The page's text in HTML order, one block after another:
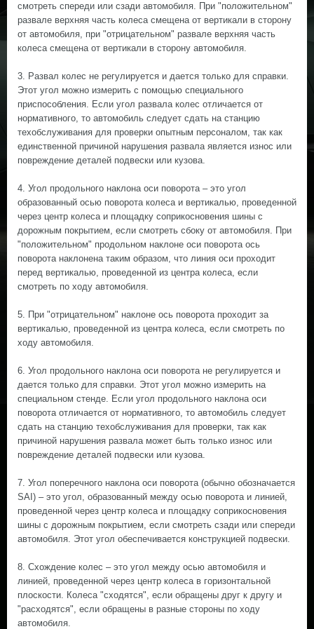
смотреть спереди или сзади автомобиля. При "положительном"
развале верхняя часть колеса смещена от вертикали в сторону
от автомобиля, при "отрицательном" развале верхняя часть
колеса смещена от вертикали в сторону автомобиля.
3. Развал колес не регулируется и дается только для справки.
Этот угол можно измерить с помощью специального
приспособления. Если угол развала колес отличается от
нормативного, то автомобиль следует сдать на станцию
техобслуживания для проверки опытным персоналом, так как
единственной причиной нарушения развала является износ или
повреждение деталей подвески или кузова.
4. Угол продольного наклона оси поворота – это угол
образованный осью поворота колеса и вертикалью, проведенной
через центр колеса и площадку соприкосновения шины с
дорожным покрытием, если смотреть сбоку от автомобиля. При
"положительном" продольном наклоне оси поворота ось
поворота наклонена таким образом, что линия оси проходит
перед вертикалью, проведенной из центра колеса, если
смотреть по ходу автомобиля.
5. При "отрицательном" наклоне ось поворота проходит за
вертикалью, проведенной из центра колеса, если смотреть по
ходу автомобиля.
6. Угол продольного наклона оси поворота не регулируется и
дается только для справки. Этот угол можно измерить на
специальном стенде. Если угол продольного наклона оси
поворота отличается от нормативного, то автомобиль следует
сдать на станцию техобслуживания для проверки, так как
причиной нарушения развала может быть только износ или
повреждение деталей подвески или кузова.
7. Угол поперечного наклона оси поворота (обычно обозначается
SAI) – это угол, образованный между осью поворота и линией,
проведенной через центр колеса и площадку соприкосновения
шины с дорожным покрытием, если смотреть сзади или спереди
автомобиля. Этот угол обеспечивается конструкцией подвески.
8. Схождение колес – это угол между осью автомобиля и
линией, проведенной через центр колеса в горизонтальной
плоскости. Колеса "сходятся", если обращены друг к другу и
"расходятся", если обращены в разные стороны по ходу
автомобиля.